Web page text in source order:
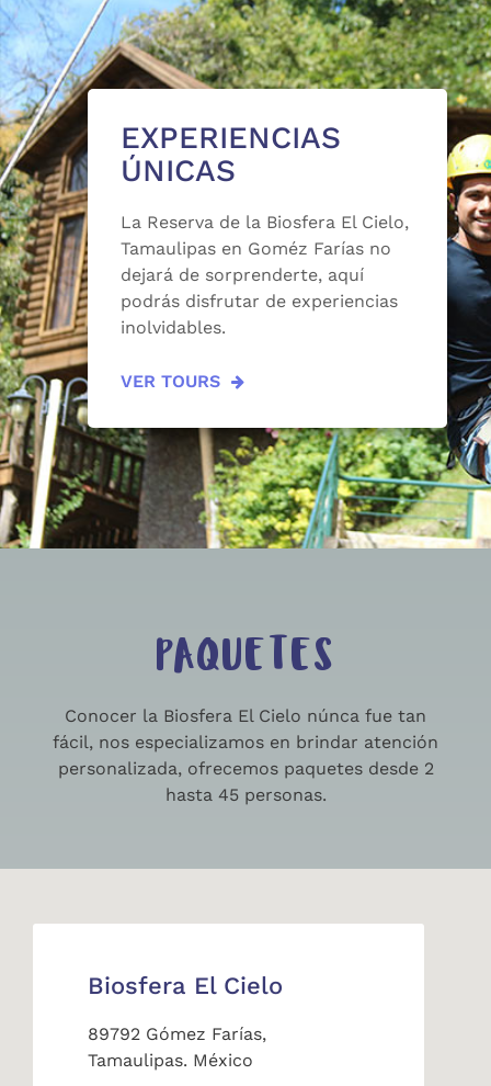
EXPERIENCIAS
ÚNICAS
La Reserva de la Biosfera El Cielo,
Tamaulipas en Goméz Farías no
dejará de sorprenderte, aquí
podrás disfrutar de experiencias
inolvidables.
VER TOURS
PAQUETES
Conocer la Biosfera El Cielo núnca fue tan
fácil, nos especializamos en brindar atención
personalizada, ofrecemos paquetes desde 2
hasta 45 personas.
Biosfera El Cielo
89792 Gómez Farías,
Tamaulipas. México